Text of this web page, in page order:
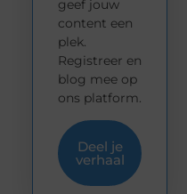
geef jouw
content een
plek.
Registreer en
blog mee op
ons platform.
Deel je
verhaal